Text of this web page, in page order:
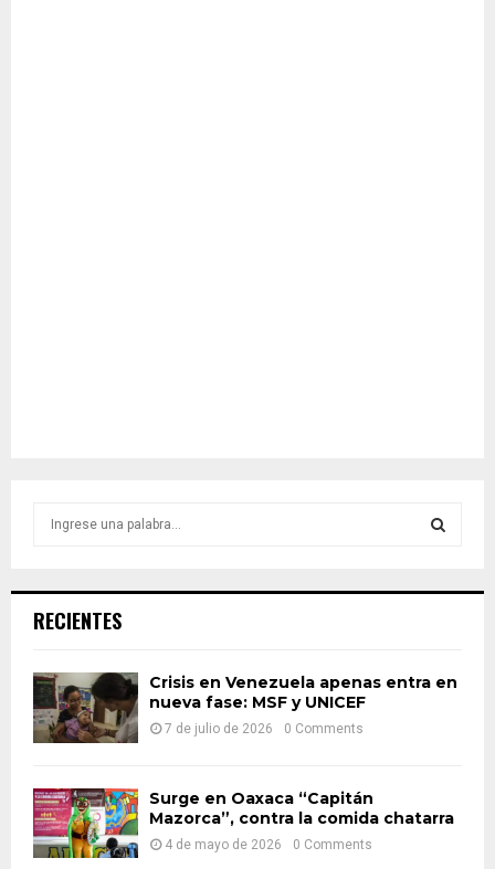
h
o
:
RECIENTES
Crisis en Venezuela apenas entra en
nueva fase: MSF y UNICEF
7 de julio de 2026 0 Comments
Surge en Oaxaca “Capitán
Mazorca”, contra la comida chatarra
4 de mayo de 2026 0 Comments